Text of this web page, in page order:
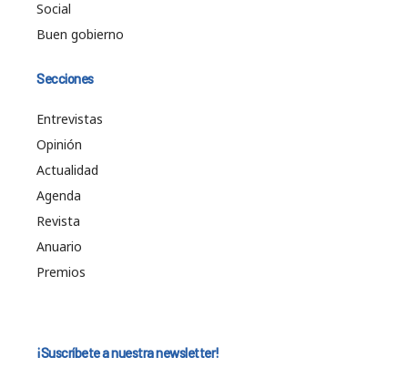
Social
Buen gobierno
Secciones
Entrevistas
Opinión
Actualidad
Agenda
Revista
Anuario
Premios
¡Suscríbete a nuestra newsletter!